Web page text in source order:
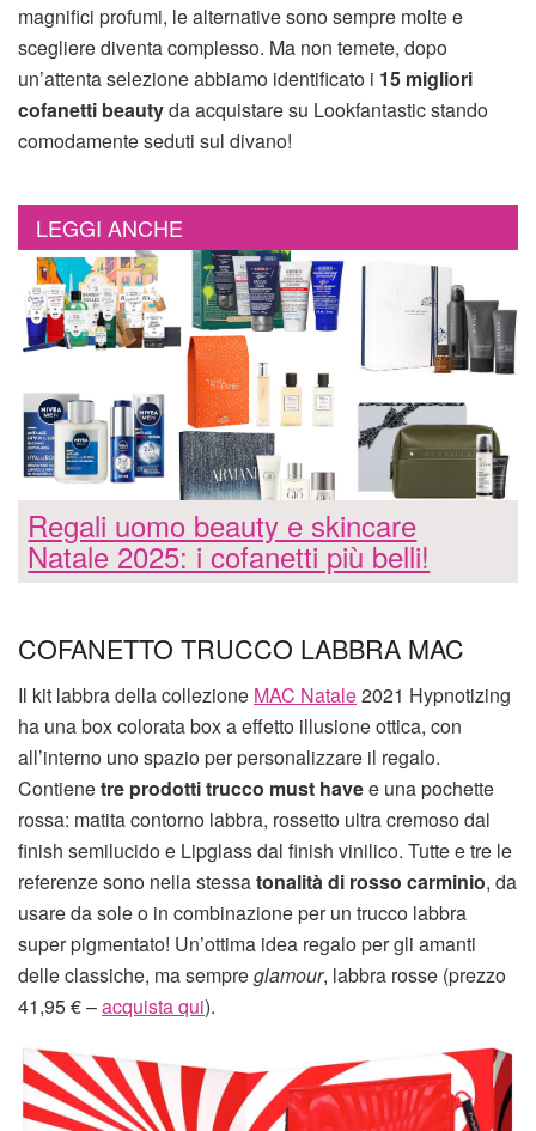
magnifici profumi, le alternative sono sempre molte e
scegliere diventa complesso. Ma non temete, dopo
un’attenta selezione abbiamo identificato i 15 migliori
cofanetti beautyda acquistare su Lookfantastic stando
comodamente seduti sul divano!
LEGGI ANCHE
Regali uomo beauty e skincare
Natale 2025: i cofanetti più belli!
COFANETTO TRUCCO LABBRA MAC
Il kit labbra della collezione MAC Natale2021 Hypnotizing
ha una box colorata box a effetto illusione ottica, con
all’interno uno spazio per personalizzare il regalo.
Contienetre prodotti trucco must havee una pochette
rossa: matita contorno labbra, rossetto ultra cremoso dal
finish semilucido e Lipglass dal finish vinilico. Tutte e tre le
referenze sono nella stessatonalità di rosso carminio, da
usare da sole o in combinazione per un trucco labbra
super pigmentato! Un’ottima idea regalo per gli amanti
delle classiche, ma sempreglamour, labbra rosse (prezzo
41,95 € –acquista qui).